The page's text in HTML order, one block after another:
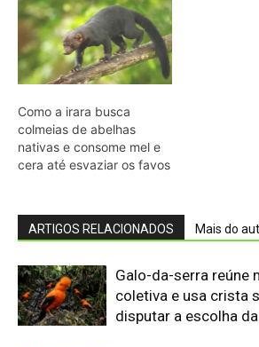
Como a irara busca
colmeias de abelhas
nativas e consome mel e
cera até esvaziar os favos
ARTIGOS RELACIONADOS Mais do
Galo-da-serra reúne
coletiva e usa crista
disputar a escolha